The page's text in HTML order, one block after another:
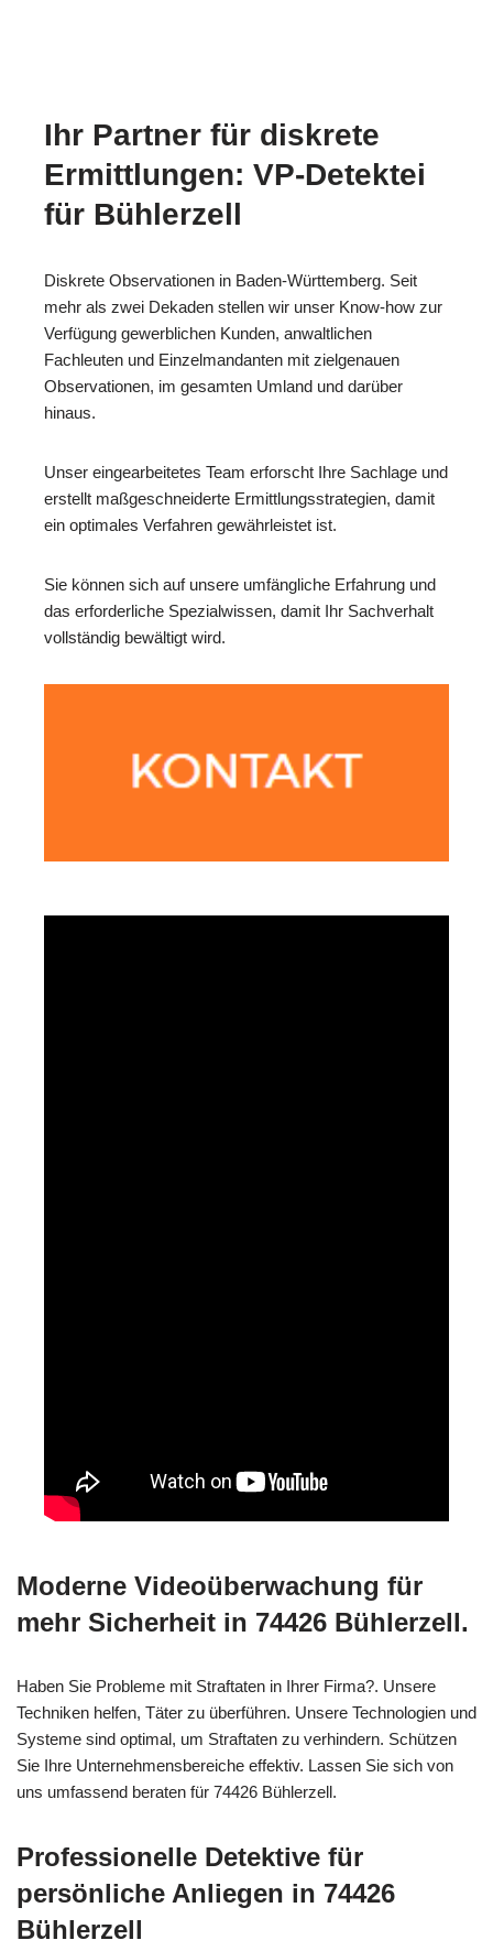
Ihr Partner für diskrete
Ermittlungen: VP-Detektei
für Bühlerzell
Diskrete Observationen in Baden-Württemberg. Seit
mehr als zwei Dekaden stellen wir unser Know-how zur
Verfügung gewerblichen Kunden, anwaltlichen
Fachleuten und Einzelmandanten mit zielgenauen
Observationen, im gesamten Umland und darüber
hinaus.
Unser eingearbeitetes Team erforscht Ihre Sachlage und
erstellt maßgeschneiderte Ermittlungsstrategien, damit
ein optimales Verfahren gewährleistet ist.
Sie können sich auf unsere umfängliche Erfahrung und
das erforderliche Spezialwissen, damit Ihr Sachverhalt
vollständig bewältigt wird.
Moderne Videoüberwachung für
mehr Sicherheit in 74426 Bühlerzell.
Haben Sie Probleme mit Straftaten in Ihrer Firma?. Unsere
Techniken helfen, Täter zu überführen. Unsere Technologien und
Systeme sind optimal, um Straftaten zu verhindern. Schützen
Sie Ihre Unternehmensbereiche effektiv. Lassen Sie sich von
uns umfassend beraten für 74426 Bühlerzell.
Professionelle Detektive für
persönliche Anliegen in 74426
Bühlerzell